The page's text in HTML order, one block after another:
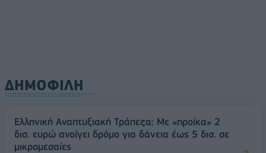
ΔΗΜΟΦΙΛΗ
Ελληνική Αναπτυξιακή Τράπεζα: Με «προίκα» 2
δισ. ευρώ ανοίγει δρόμο για δάνεια έως 5 δισ. σε
μικρομεσαίες